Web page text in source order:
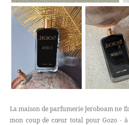
La maison de parfumerie Jeroboam ne
mon coup de cœur total pour Gozo -